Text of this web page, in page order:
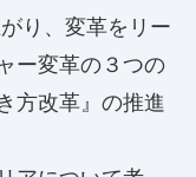
り、変革をリー
ー変革の３つの
方改革』の推進